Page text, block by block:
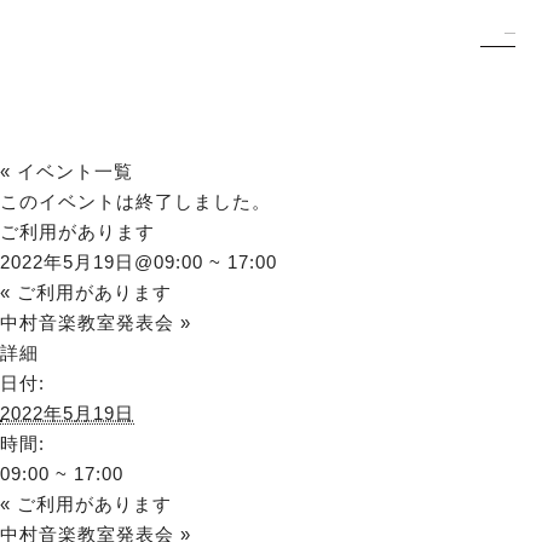
« イベント一覧
このイベントは終了しました。
ご利用があります
2022年5月19日@09:00 ~ 17:00
« ご利用があります
中村音楽教室発表会 »
詳細
日付:
2022年5月19日
時間:
09:00 ~ 17:00
« ご利用があります
中村音楽教室発表会 »